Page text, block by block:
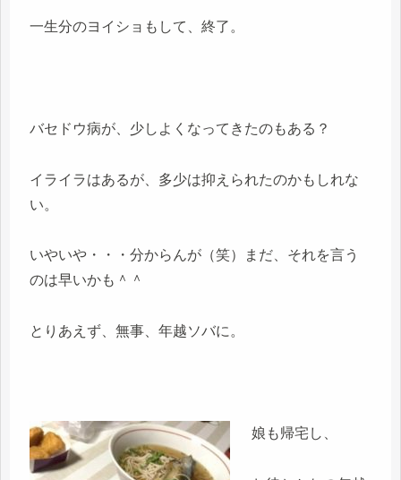
一生分のヨイショもして、終了。
バセドウ病が、少しよくなってきたのもある？
イライラはあるが、多少は抑えられたのかもしれな
い。
いやいや・・・分からんが（笑）まだ、それを言う
のは早いかも＾＾
とりあえず、無事、年越ソバに。
娘も帰宅し、